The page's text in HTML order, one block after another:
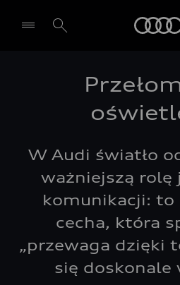
Wybierz Twojego
W Audi światło
ważniejszą rolę
komunikacji: to
cecha, która
„przewaga dzięki
się doskonale